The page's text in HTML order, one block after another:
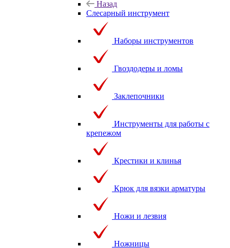
Назад
Слесарный инструмент
Наборы инструментов
Гвоздодеры и ломы
Заклепочники
Инструменты для работы с
крепежом
Крестики и клинья
Крюк для вязки арматуры
Ножи и лезвия
Ножницы